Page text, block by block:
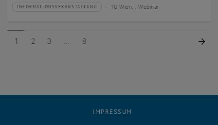
Veranstaltungstyp:
INFORMATIONSVERANSTALTUNG
Veranstaltungsort: TU Wien, . Webinar
Seite 1 von 8
1 Seite 2 von 8
2 Seite 3 von 8
3 Seite 8 von 8
8
IMPRESSUM